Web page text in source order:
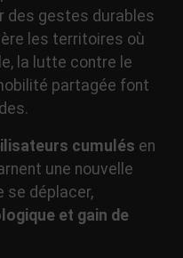
des gestes durables
les territoires où
la lutte contre le
partagée font
cumulés en
une nouvelle
se déplacer,
et gain de